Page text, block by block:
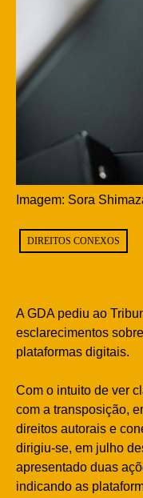
Imagem: Sora
DIREITOS CONEXOS
A GDA pediu ao
esclarecimentos
plataformas digitais.
Com o intuito de ver
com a transposição,
direitos autorais e
dirigiu-se, em julho
apresentado duas
indicando as